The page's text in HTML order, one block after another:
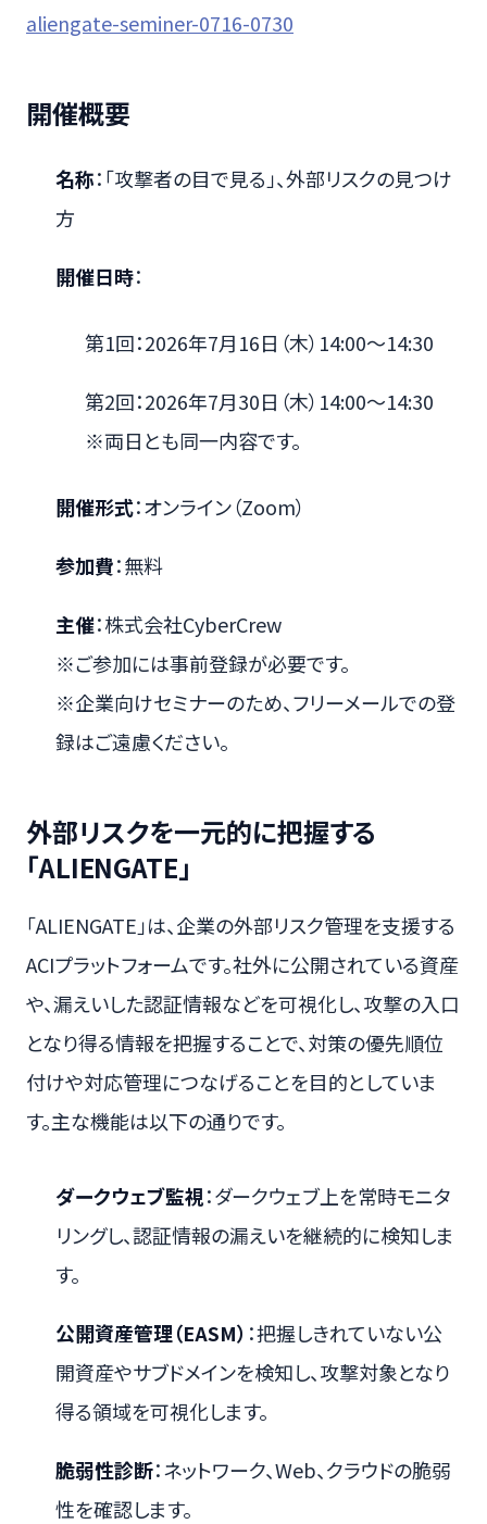
aliengate-seminer-0716-0730
開催概要
名称：「攻撃者の目で見る」、外部リスクの見つけ
方
開催日時：
第1回：2026年7月16日（木）14:00～14:30
第2回：2026年7月30日（木）14:00～14:30
※両日とも同一内容です。
開催形式：オンライン（Zoom）
参加費：無料
主催：株式会社CyberCrew
※ご参加には事前登録が必要です。
※企業向けセミナーのため、フリーメールでの登
録はご遠慮ください。
外部リスクを一元的に把握する
「ALIENGATE」
「ALIENGATE」は、企業の外部リスク管理を支援する
ACIプラットフォームです。社外に公開されている資産
や、漏えいした認証情報などを可視化し、攻撃の入口
となり得る情報を把握することで、対策の優先順位
付けや対応管理につなげることを目的としていま
す。主な機能は以下の通りです。
ダークウェブ監視：ダークウェブ上を常時モニタ
リングし、認証情報の漏えいを継続的に検知しま
す。
公開資産管理（EASM） ：把握しきれていない公
開資産やサブドメインを検知し、攻撃対象となり
得る領域を可視化します。
脆弱性診断：ネットワーク、Web、クラウドの脆弱
性を確認します。